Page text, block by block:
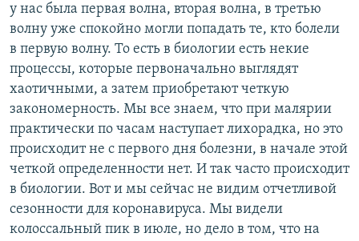
у нас была первая волна, вторая волна, в третью
волну уже спокойно могли попадать те, кто болели
в первую волну. То есть в биологии есть некие
процессы, которые первоначально выглядят
хаотичными, а затем приобретают четкую
закономерность. Мы все знаем, что при малярии
практически по часам наступает лихорадка, но это
происходит не с первого дня болезни, в начале этой
четкой определенности нет. И так часто происходит
в биологии. Вот и мы сейчас не видим отчетливой
сезонности для коронавируса. Мы видели
колоссальный пик в июле, но дело в том, что на